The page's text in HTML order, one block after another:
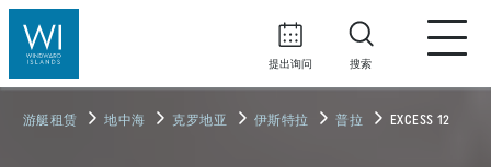
提出询问 搜索
游艇租赁 地中海 克罗地亚 伊斯特拉 普拉 EXCESS 12